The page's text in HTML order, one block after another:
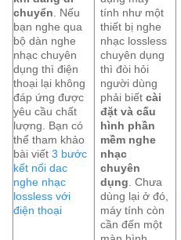
chuyển . Nếu
bạn nghe qua
bộ dàn nghe
nhạc chuyên
dụng thì điện
thoại lại không
đáp ứng được
yêu cầu chất
lượng. Bạn có
thể tham khảo
bài viết 3 bước
kết nối dac
nghe nhạc
lossless với
điện thoại
tính như một
thiết bị nghe
nhạc lossless
chuyên dụng
thì đòi hỏi
người dùng
phải biếtcài
đặt và cấu
hình phần
mềm nghe
nhạc
chuyên
dụng . Chưa
dùng lại ở đó,
máy tính còn
cần đến một